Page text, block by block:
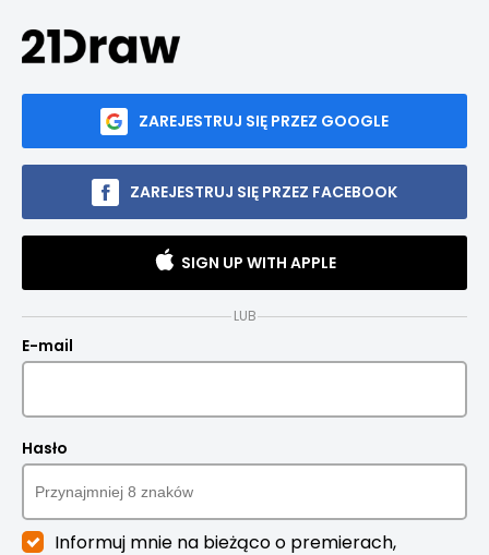
ZAREJESTRUJ SIĘ PRZEZ GOOGLE
ZAREJESTRUJ SIĘ PRZEZ FACEBOOK
SIGN UP WITH APPLE
LUB
E-mail
Hasło
Informuj mnie na bieżąco o premierach,